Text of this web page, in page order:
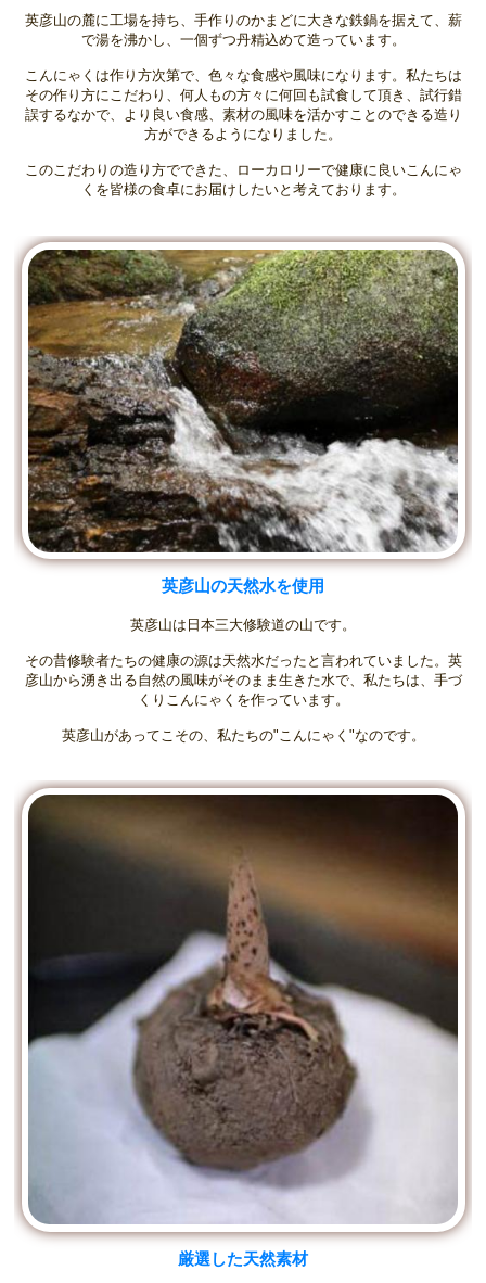
英彦山の麓に工場を持ち、手作りのかまどに大きな鉄鍋を据えて、薪
で湯を沸かし、一個ずつ丹精込めて造っています。
こんにゃくは作り方次第で、色々な食感や風味になります。私たちは
その作り方にこだわり、何人もの方々に何回も試食して頂き、試行錯
誤するなかで、より良い食感、素材の風味を活かすことのできる造り
方ができるようになりました。
このこだわりの造り方でできた、ローカロリーで健康に良いこんにゃ
くを皆様の食卓にお届けしたいと考えております。
英彦山の天然水を使用
英彦山は日本三大修験道の山です。
その昔修験者たちの健康の源は天然水だったと言われていました。英
彦山から湧き出る自然の風味がそのまま生きた水で、私たちは、手づ
くりこんにゃくを作っています。
英彦山があってこその、私たちの"こんにゃく"なのです。
厳選した天然素材